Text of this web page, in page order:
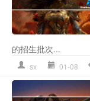
的招生批次...
sx 01-08